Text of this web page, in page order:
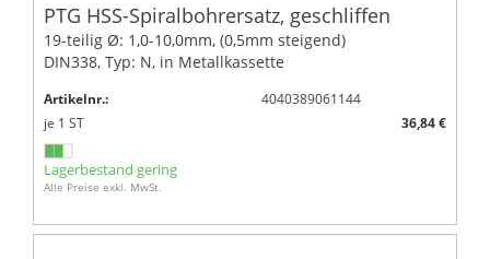
PTG HSS-Spiralbohrersatz, geschliffen
19-teilig Ø: 1,0-10,0mm, (0,5mm steigend)
DIN338, Typ: N, in Metallkassette
Artikelnr.:
4040389061144
je 1 ST 36,84 €
Lagerbestand gering
Alle Preise exkl. MwSt.